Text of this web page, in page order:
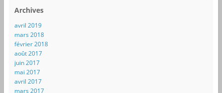
e
e
-
m
a
i
l
Archives
avril 2019
mars 2018
février 2018
août 2017
juin 2017
mai 2017
avril 2017
mars 2017